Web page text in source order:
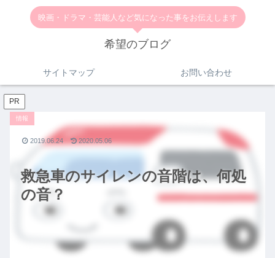
映画・ドラマ・芸能人など気になった事をお伝えします
希望のブログ
サイトマップ お問い合わせ
PR
救急車のサイレンの音階は、何処
の音？
情報
2019.06.24 2020.05.06